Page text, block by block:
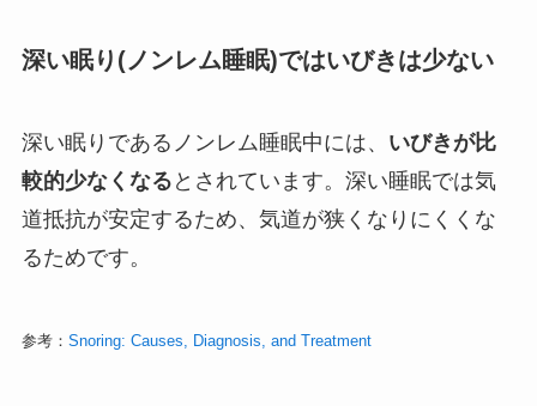
深い眠り(ノンレム睡眠)ではいびきは少ない
深い眠りであるノンレム睡眠中には、 いびきが比
較的少なくなる とされています。深い睡眠では気
道抵抗が安定するため、気道が狭くなりにくくな
るためです。
参考： Snoring: Causes, Diagnosis, and Treatment